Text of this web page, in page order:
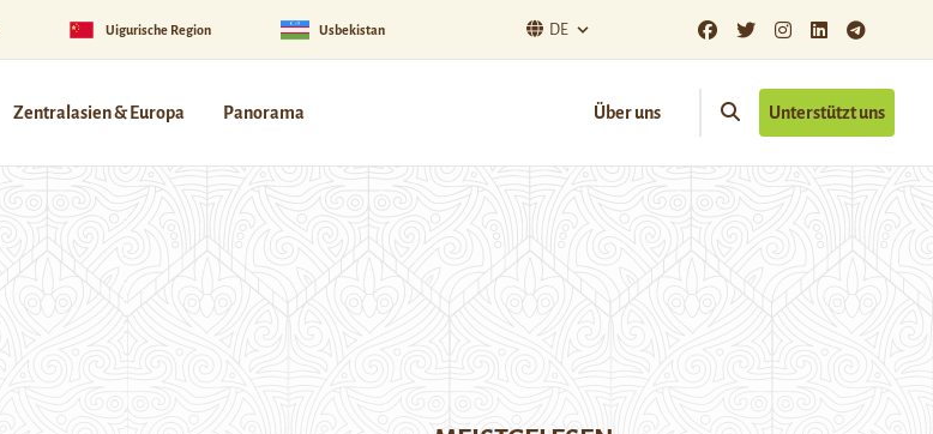
Uigurische Region Usbekistan DE
Zentralasien & Europa Panorama Über uns Unterstützt uns